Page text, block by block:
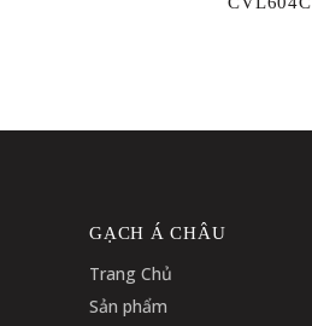
GẠCH Á CHÂU
Trang Chủ
Sản phẩm